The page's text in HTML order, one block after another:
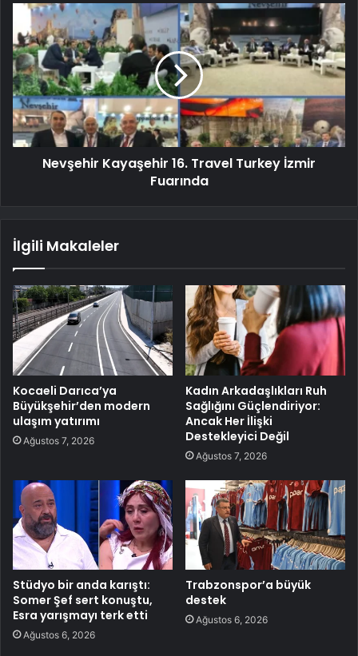
Nevşehir Kayaşehir 16. Travel Turkey İzmir
Fuarında
İlgili Makaleler
Kocaeli Darıca’ya
Büyükşehir’den modern
ulaşım yatırımı
Ağustos 7, 2026
Kadın Arkadaşlıkları Ruh
Sağlığını Güçlendiriyor:
Ancak Her İlişki
Destekleyici Değil
Ağustos 7, 2026
Stüdyo bir anda karıştı:
Somer Şef sert konuştu,
Esra yarışmayı terk etti
Ağustos 6, 2026
Trabzonspor’a büyük
destek
Ağustos 6, 2026